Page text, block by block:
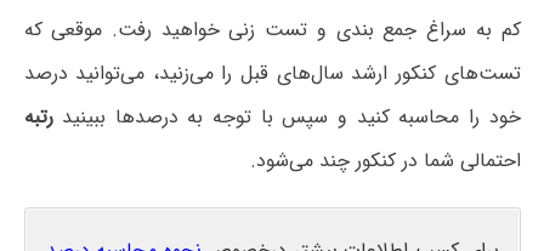
کم به سراغ جمع بندی و تست زنی خواهید رفت. موقعی که
تست‌های کنکور ارشد سال‌های قبل را می‌زنید، می‌توانید درصد
خود را محاسبه کنید و سپس با توجه به درصدها ببینیدرتبه
احتمالی شما در کنکور چند می‌شود.